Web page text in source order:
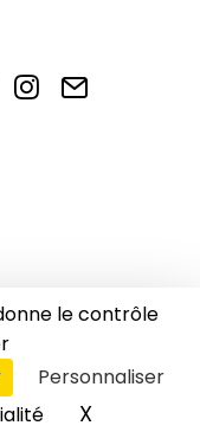
le contrôle
Personnaliser
XMasquer
réservés.